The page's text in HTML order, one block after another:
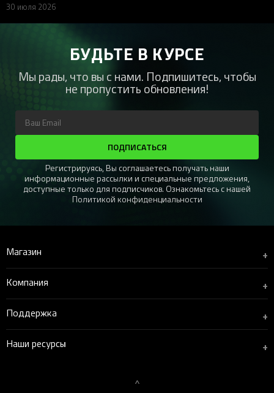
30 июля 2026
БУДЬТЕ В КУРСЕ
Мы рады, что вы с нами. Подпишитесь, чтобы
не пропустить обновления!
ПОДПИСАТЬСЯ
Регистрируясь, Вы соглашаетесь получать наши
информационные рассылки и специальные предложения,
доступные только для подписчиков. Ознакомьтесь с нашей
Политикой конфиденциальности
Магазин +
Компания +
Поддержка +
Наши ресурсы +